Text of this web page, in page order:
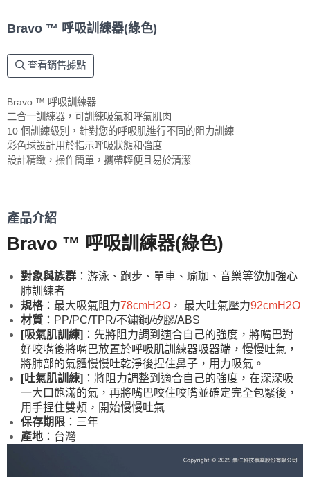
Bravo ™ 呼吸訓練器(綠色)
查看銷售據點
Bravo ™ 呼吸訓練器
二合一訓練器，可訓練吸氣和呼氣肌肉
10 個訓練級別，針對您的呼吸肌進行不同的阻力訓練
彩色球設計用於指示呼吸狀態和強度
設計精緻，操作簡單，攜帶輕便且易於清潔
產品介紹
Bravo ™ 呼吸訓練器(綠色)
對象與族群 ：游泳、跑步、單車、瑜珈、音樂等欲加強心
肺訓練者
規格：最大吸氣阻力78cmH2O ， 最大吐氣壓力92cmH2O
材質 ：PP/PC/TPR/不鏽鋼/矽膠/ABS
[吸氣肌訓練] ：先將阻力調到適合自己的強度，將嘴巴對
好咬嘴後將嘴巴放置於呼吸肌訓練器吸器端，慢慢吐氣，
將肺部的氣體慢慢吐乾淨後捏住鼻子，用力吸氣。
[吐氣肌訓練] ：將阻力調整到適合自己的強度，在深深吸
一大口飽滿的氣，再將嘴巴咬住咬嘴並確定完全包緊後，
用手捏住雙頰，開始慢慢吐氣
保存期限 ：三年
產地 ：台灣